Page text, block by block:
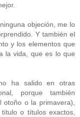
objeción, me lo
Y también el
y los elementos que
la vida, que es lo que
ha salido en otras
porque también
o la primavera),
o títulos exactos,